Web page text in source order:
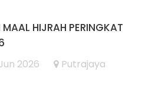
HIJRAH PERINGKAT
2026 Putrajaya